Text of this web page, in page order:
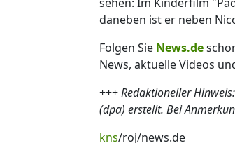
daneben ist er neben
Folgen Sie News.de
News, aktuelle Videos
+++Redaktioneller
(dpa) erstellt. Bei
kns/roj/news.de